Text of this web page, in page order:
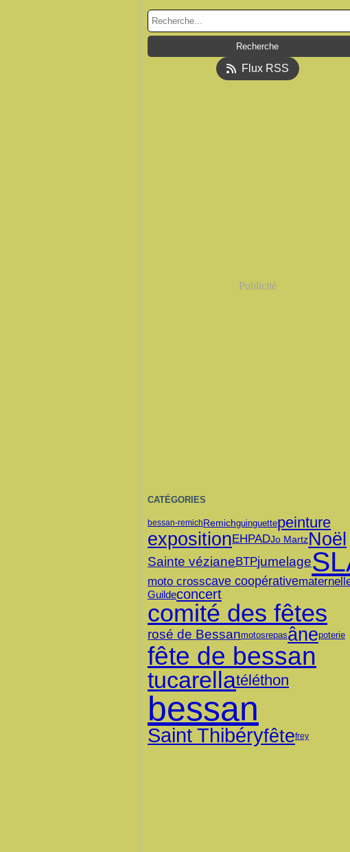
Flux RSS
Publicité
CATÉGORIES
bessan-remichRemichguinguettepeinture
expositionEHPADJo MartzNoël
Sainte vézianeBTPjumelage
moto crosscave coopérative
Guildeconcert
comité des fêtes
rosé de Bessanmotosrepasânepoterie
fête de bessan
tucarellatéléthon
bessan
Saint Thibéryfêtefrey